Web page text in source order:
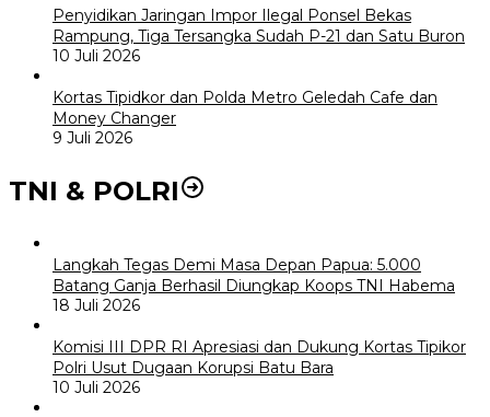
Penyidikan Jaringan Impor Ilegal Ponsel Bekas
Rampung, Tiga Tersangka Sudah P-21 dan Satu Buron
10 Juli 2026
Kortas Tipidkor dan Polda Metro Geledah Cafe dan
Money Changer
9 Juli 2026
TNI & POLRI
Langkah Tegas Demi Masa Depan Papua: 5.000
Batang Ganja Berhasil Diungkap Koops TNI Habema
18 Juli 2026
Komisi III DPR RI Apresiasi dan Dukung Kortas Tipikor
Polri Usut Dugaan Korupsi Batu Bara
10 Juli 2026